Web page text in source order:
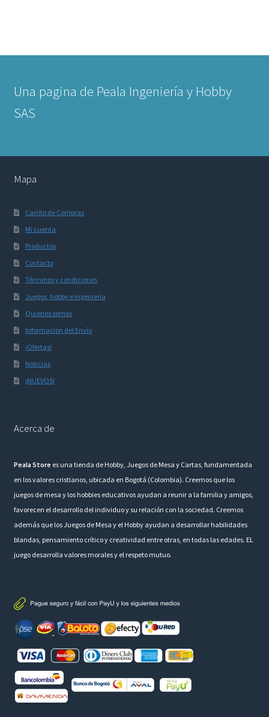
Una pagina de Peala Ingeniería y Hobby
SAS
Mapa
Carrito de Compras
Mi cuenta
Productos
Contacto
Términos y condiciones
Juegos, hobby e ingeniería
Quienes somos
Información del Envío
¡Ofertas!
Noticias
¡NUEVOS!
Acerca de
Peala Store es una tienda de Hobby, Juegos de Mesa y Cartas, fundamentada
en los valores cristianos, ubicada en Bogotá (Colombia). Creemos que los
juegos de mesa y los hobbies educativos ayudan a reunir a la familia y amigos,
favorecen el desarrollo del individuo y su relación con la sociedad. Creemos
además que los Juegos de Mesa y el Hobby ayudan a desarrollar habilidades
blandas, pensamiento crítico y creatividad entre otras, en todas las edades. EL
juego desarrolla valores morales y el respeto mutuo.